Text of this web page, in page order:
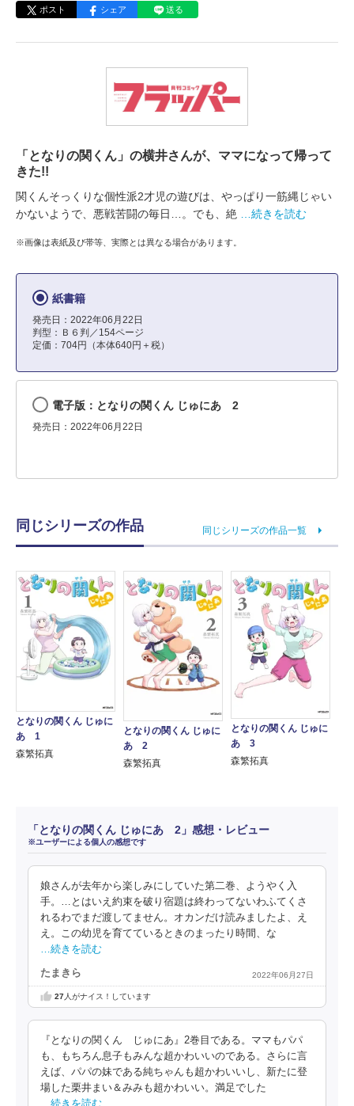
ポスト シェア 送る
「となりの関くん」の横井さんが、ママになって帰って
きた!!
関くんそっくりな個性派2才児の遊びは、やっぱり一筋縄じゃい
かないようで、悪戦苦闘の毎日…。でも、絶
…続きを読む
※画像は表紙及び帯等、実際とは異なる場合があります。
紙書籍
発売日：2022年06月22日
判型：Ｂ６判／154ページ
定価：704円（本体640円＋税）
電子版：となりの関くん じゅにあ 2
発売日：2022年06月22日
同じシリーズの作品 同じシリーズの作品一覧
となりの関くん じゅに
あ 1
森繁拓真
となりの関くん じゅに
あ 2
森繁拓真
となりの関くん じゅに
あ 3
森繁拓真
「となりの関くん じゅにあ 2」感想・レビュー
※ユーザーによる個人の感想です
娘さんが去年から楽しみにしていた第二巻、ようやく入
手。…とはいえ約束を破り宿題は終わってないわふてくさ
れるわでまだ渡してません。オカンだけ読みましたよ、え
え。この幼児を育てているときのまったり時間、な
…続きを読む
たまきら 2022年06月27日
27人がナイス！しています
『となりの関くん じゅにあ』2巻目である。ママもパパ
も、もちろん息子もみんな超かわいいのである。さらに言
えば、パパの妹である純ちゃんも超かわいいし、新たに登
場した栗井まい＆みみも超かわいい。満足でした
…続きを読む